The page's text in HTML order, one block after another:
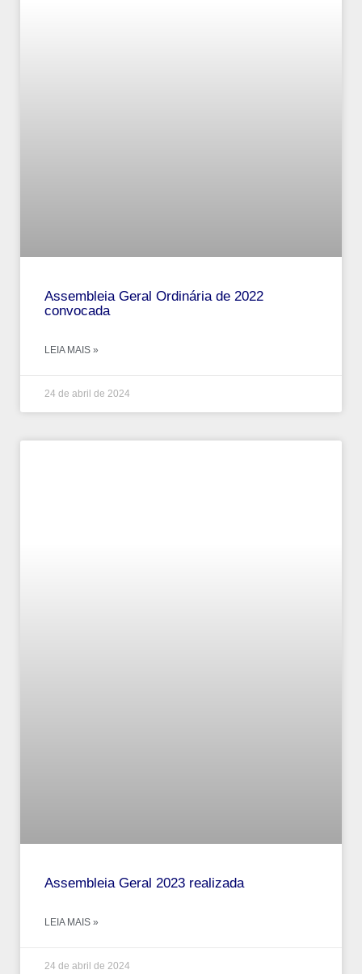
Assembleia Geral Ordinária de 2022
convocada
LEIA MAIS »
24 de abril de 2024
Assembleia Geral 2023 realizada
LEIA MAIS »
24 de abril de 2024